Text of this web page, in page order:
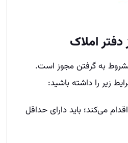
املاک
مشروط به گرفتن مجوز است.
زیر را داشته باشید:
می‌کند؛ باید دارای حداقل